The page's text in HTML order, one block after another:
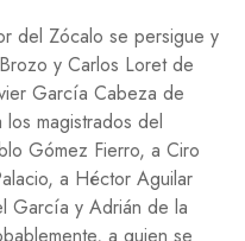
del Zócalo se persigue y
y Carlos Loret de
García Cabeza de
magistrados del
Gómez Fierro, a Ciro
a Héctor Aguilar
García y Adrián de la